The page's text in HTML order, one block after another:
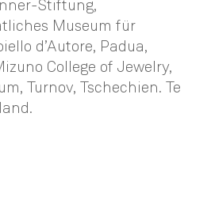
Stiftung,
Museum für
d’Autore, Padua,
College of Jewelry,
Turnov, Tschechien. Te